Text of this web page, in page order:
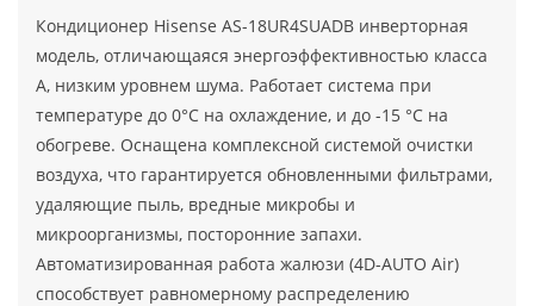
Кондиционер Hisense AS-18UR4SUADB инверторная
модель, отличающаяся энергоэффективностью класса
А, низким уровнем шума. Работает система при
температуре до 0°С на охлаждение, и до -15 °С на
обогреве. Оснащена комплексной системой очистки
воздуха, что гарантируется обновленными фильтрами,
удаляющие пыль, вредные микробы и
микроорганизмы, посторонние запахи.
Автоматизированная работа жалюзи (4D-AUTO Air)
способствует равномерному распределению